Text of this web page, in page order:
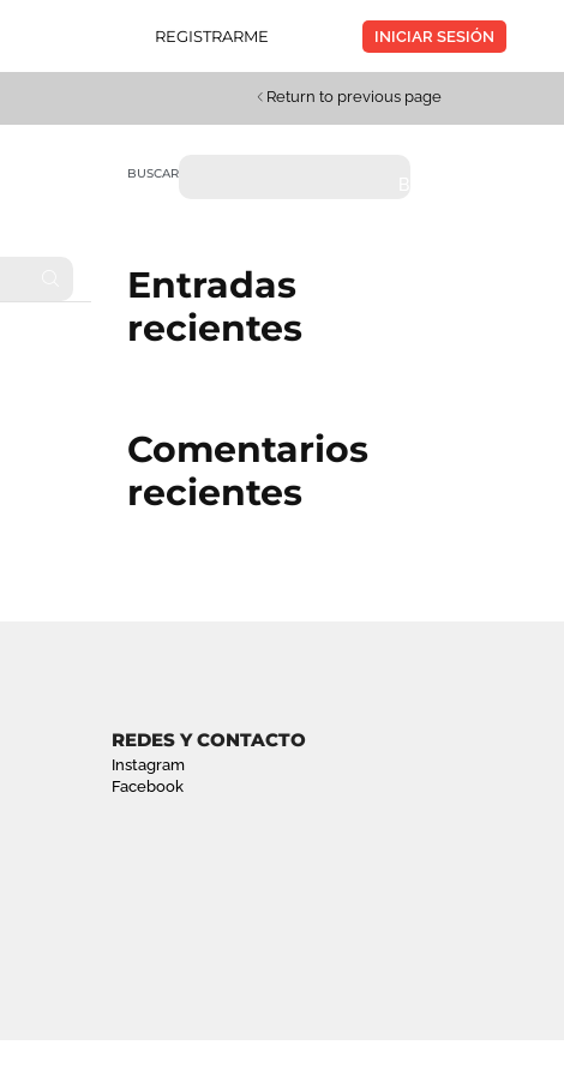
REGISTRARME INICIAR SESIÓN
Return to previous page
BUSCAR
Entradas
recientes
Comentarios
recientes
REDES Y CONTACTO
Instagram
Facebook